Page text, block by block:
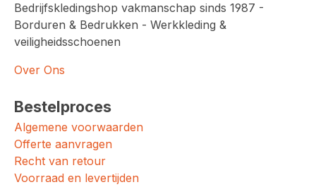
Bedrijfskledingshop vakmanschap sinds 1987 -
Borduren & Bedrukken - Werkkleding &
veiligheidsschoenen
Over Ons
Bestelproces
Algemene voorwaarden
Offerte aanvragen
Recht van retour
Voorraad en levertijden